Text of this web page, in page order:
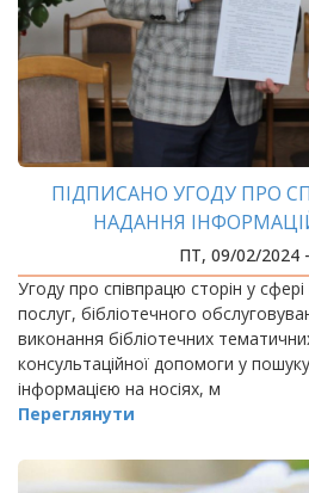
ПІДПИСАНО УГОДУ ПРО
НАДАННЯ
ПТ, 09/02/2024
Угоду про співпрацю сторін у
послуг, бібліотечного
виконання бібліотечних
консультаційної допомоги у
інформацією на носіях, м
Переглянути